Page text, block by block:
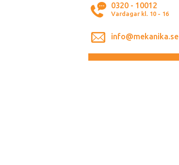
0320 - 10012
Vardagar kl. 10 - 16
info@mekanika.se